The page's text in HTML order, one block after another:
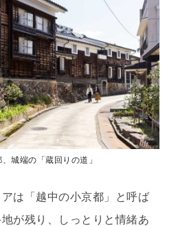
城端の「蔵回りの道」
は「越中の小京都」と呼ば
が残り、しっとりと情緒あ